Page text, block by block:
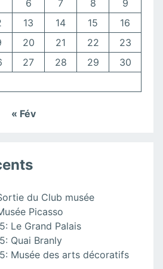
6 7 8
9
13 14 15
16
20 21 22
23
27 28 29
30
« Fév
du Club musée
Picasso
Le Grand Palais
Quai Branly
Musée des arts décoratifs